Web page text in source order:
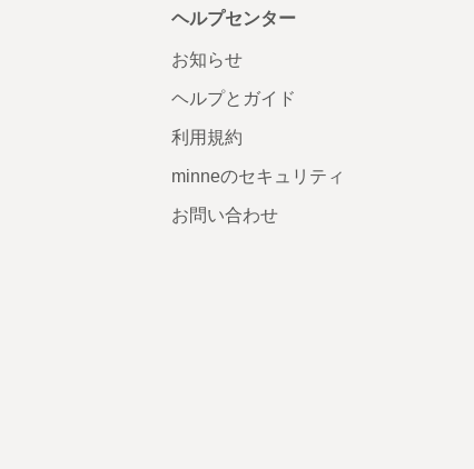
ヘルプセンター
お知らせ
ヘルプとガイド
利用規約
minneのセキュリティ
お問い合わせ